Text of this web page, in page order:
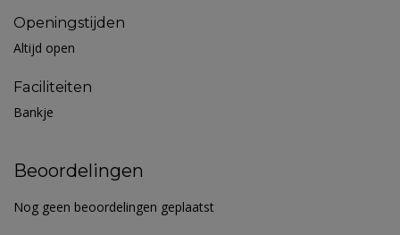
Openingstijden
Altijd open
Faciliteiten
Bankje
Beoordelingen
Nog geen beoordelingen geplaatst